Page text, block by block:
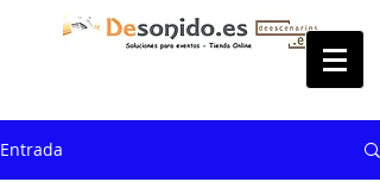
Entrada